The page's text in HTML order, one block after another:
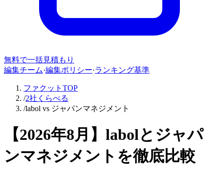
無料で一括見積もり
編集チーム·編集ポリシー·ランキング基準
ファクットTOP
/2社くらべる
/labol vs ジャパンマネジメント
【2026年8月 】 labolと ジャパ
ンマネジメント を徹底比較